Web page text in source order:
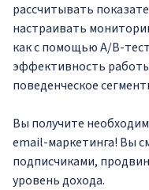
рассчитывать
настраивать
как с помощью A/B-
эффективность
поведенческое
Вы получите
email-маркетинга! Вы
подписчиками,
уровень дохода.